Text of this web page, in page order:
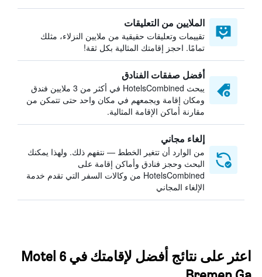
الملايين من التعليقات
تقييمات وتعليقات حقيقية من ملايين النزلاء، مثلك
تمامًا. احجز إقامتك المثالية بكل ثقة!
أفضل صفقات الفنادق
يبحث HotelsCombined في أكثر من 3 ملايين فندق
ومكان إقامة ويجمعهم في مكان واحد حتى تتمكن من
مقارنة أماكن الإقامة المثالية.
إلغاء مجاني
من الوارد أن تتغير الخطط — نتفهم ذلك. ولهذا يمكنك
البحث وحجز فنادق وأماكن إقامة على
HotelsCombined من وكالات السفر التي تقدم خدمة
الإلغاء المجاني
اعثر على نتائج أفضل لإقامتك في Motel 6